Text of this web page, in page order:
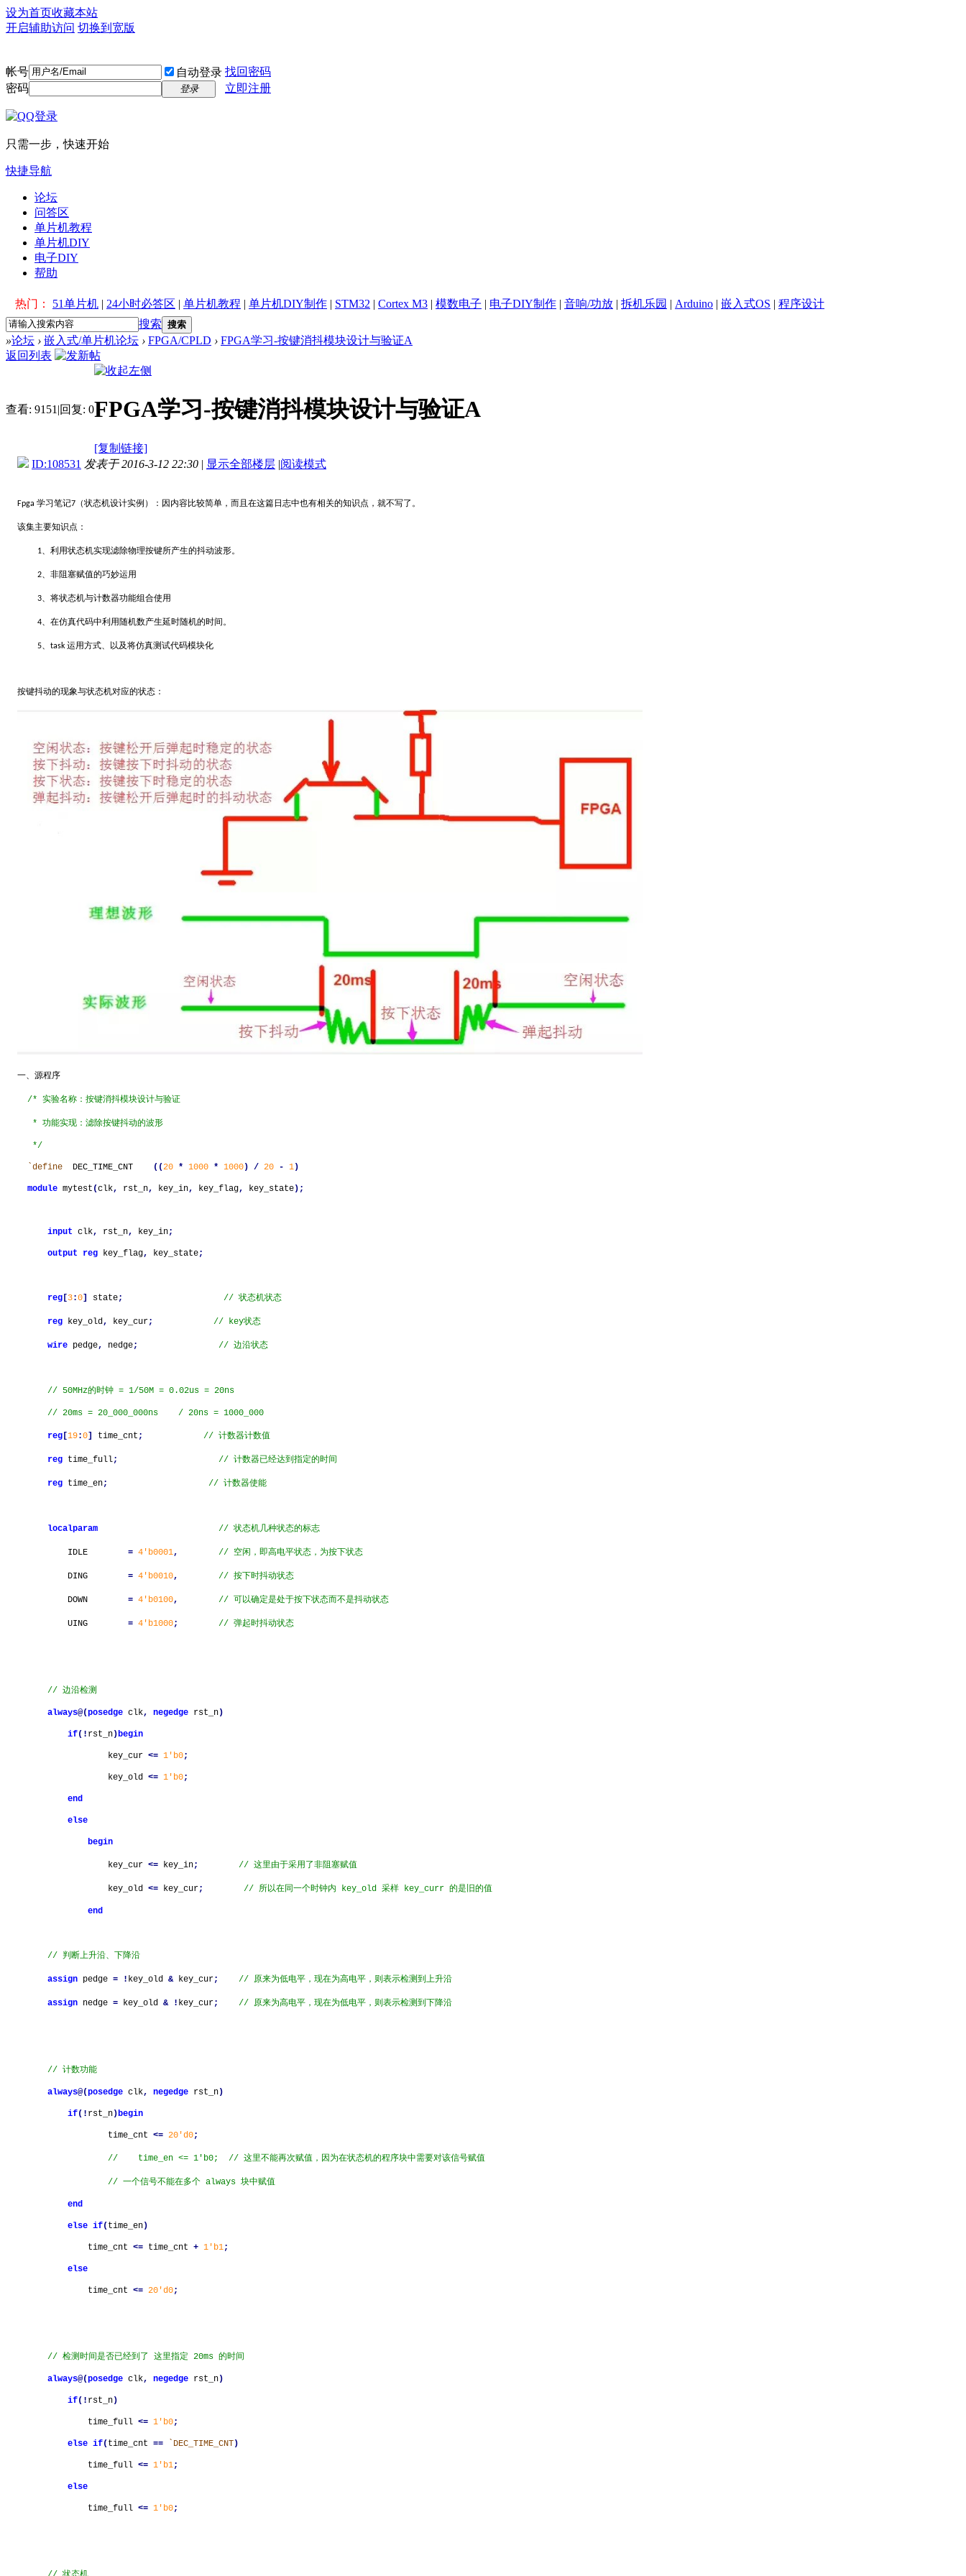
设为首页收藏本站
开启辅助访问 切换到宽版
帐号 自动登录 找回密码
密码
登录 立即注册
只需一步，快速开始
快捷导航
论坛
问答区
单片机教程
单片机DIY
电子DIY
帮助
热门： 51单片机 | 24小时必答区 | 单片机教程 | 单片机DIY制作 | STM32 | Cortex M3 | 模数电子 | 电子DIY制作 | 音响/功放 | 拆机乐园 | Arduino | 嵌入式OS | 程序设计
搜索 搜索
»论坛 › 嵌入式/单片机论坛 › FPGA/CPLD › FPGA学习-按键消抖模块设计与验证A
返回列表
查看: 9151 |回复: 0FPGA学习-按键消抖模块设计与验证A
[复制链接]
ID:108531 发表于 2016-3-12 22:30 | 显示全部楼层 |阅读模式
Fpga 学习笔记7（状态机设计实例） ：因内容比较简单，而且在这篇日志中也有相关的知识点，就不写了。
该集主要知识点：
1、 利用状态机实现滤除物理按键所产生的抖动波形。
2、 非阻塞赋值的巧妙运用
3、 将状态机与计数器功能组合使用
4、 在仿真代码中利用随机数产生延时随机的时间。
5、 task 运用方式、以及将仿真测试代码模块化
按键抖动的现象与状态机对应的状态：
一、 源程序
/* 实验名称：按键消抖模块设计与验证
* 功能实现：滤除按键抖动的波形
*/
`define DEC_TIME_CNT ((20 * 1000 * 1000) / 20 - 1)
module mytest (clk, rst_n, key_in, key_flag, key_state);
input clk, rst_n, key_in;
output reg key_flag, key_state;
reg [ 3:0] state; // 状态机状态
reg key_old, key_cur; // key状态
wire pedge, nedge; // 边沿状态
// 50MHz的时钟 = 1/50M = 0.02us = 20ns
// 20ms = 20_000_000ns / 20ns = 1000_000
reg [19:0] time_cnt ; // 计数器计数值
reg time_full; // 计数器已经达到指定的时间
reg time_en; // 计数器使能
localparam // 状态机几种状态的标志
IDLE = 4'b0001, // 空闲，即高电平状态，为按下状态
DING = 4'b0010, // 按下时抖动状态
DOWN = 4'b0100, // 可以确定是处于按下状态而不是抖动状态
UING = 4'b1000; // 弹起时抖动状态
// 边沿检测
always@(posedge clk, negedge rst_n)
if(! rst_n)begin
key_cur <= 1'b0;
key_old <= 1'b0;
end
else
begin
key_cur <= key_in; // 这里由于采用了非阻塞赋值
key_old <= key_cur; // 所以在同一个时钟内 key_old 采样 key_curr 的是旧的值
end
// 判断上升沿、下降沿
assign pedge = ! key_old &key_cur; // 原来为低电平，现在为高电平，则表示检测到上升沿
assign nedge = key_old & ! key_cur; // 原来为高电平，现在为低电平，则表示检测到下降沿
// 计数功能
always@(posedge clk, negedge rst_n)
if(! rst_n)begin
time_cnt <= 20'd0;
// time_en <= 1'b0; // 这里不能再次赋值，因为在状态机的程序块中需要对该信号赋值
// 一个信号不能在多个 always 块中赋值
end
else if( time_en)
time_cnt <= time_cnt + 1 'b1;
else
time_cnt <= 20'd0;
// 检测时间是否已经到了 这里指定 20ms 的时间
always@(posedge clk, negedge rst_n)
if(! rst_n)
time_full <= 1'b0;
else if( time_cnt == `DEC_TIME_CNT)
time_full <= 1'b1;
else
time_full <= 1'b0;